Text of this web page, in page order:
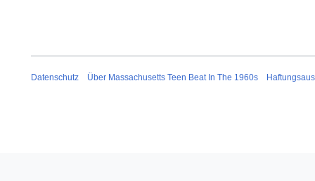
Datenschutz Über Massachusetts Teen Beat In The 1960s